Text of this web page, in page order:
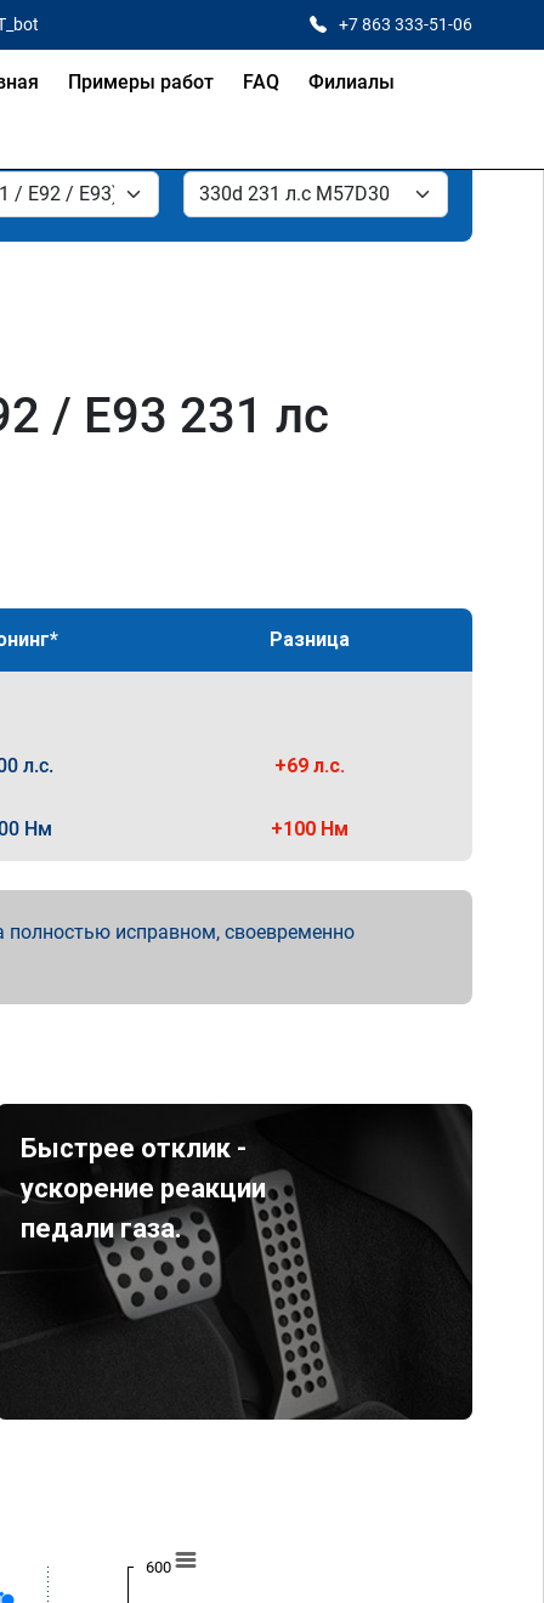
+7 863 333-51-06
Примеры работ FAQ Филиалы
/ E93 231 лс
Разница
л.с. +69 л.с.
Нм +100 Нм
полностью исправном, своевременно
Быстрее отклик -
ускорение реакции
педали газа.
600